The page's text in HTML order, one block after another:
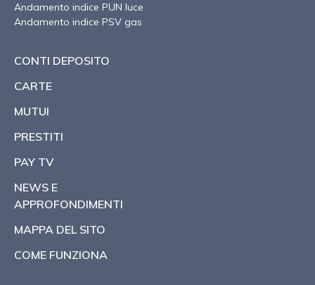
Andamento indice PUN luce
Andamento indice PSV gas
CONTI DEPOSITO
CARTE
MUTUI
PRESTITI
PAY TV
NEWS E
APPROFONDIMENTI
MAPPA DEL SITO
COME FUNZIONA